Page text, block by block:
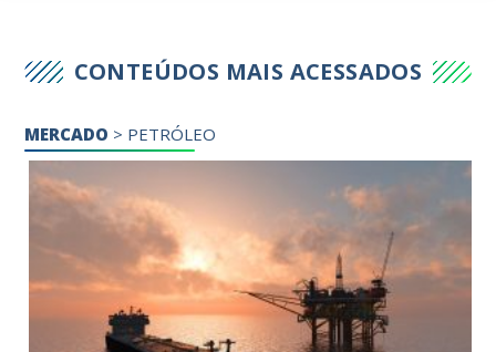
CONTEÚDOS MAIS ACESSADOS
MERCADO > PETRÓLEO